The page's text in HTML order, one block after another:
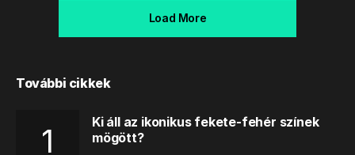
Load More
További cikkek
Ki áll az ikonikus fekete-fehér színek
mögött?